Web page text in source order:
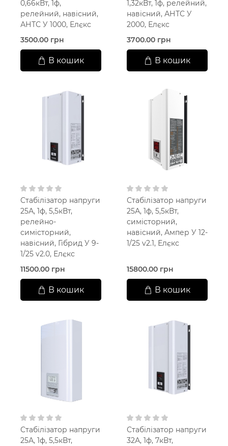
0,66кВт, 1ф,
релейний, навісний,
АНТС У 1000, Елєкс
3500.00 грн
В кошик
1,32кВт, 1ф, релейний,
навісний, АНТС У
2000, Елєкс
3700.00 грн
В кошик
Стабілізатор напруги
25А, 1ф, 5,5кВт,
релейно-
симісторний,
навісний, Гібрид У 9-
1/25 v2.0, Елєкс
11500.00 грн
В кошик
Стабілізатор напруги
25А, 1ф, 5,5кВт,
симісторний,
навісний, Ампер У 12-
1/25 v2.1, Елєкс
15800.00 грн
В кошик
Стабілізатор напруги
25А, 1ф, 5,5кВт,
Стабілізатор напруги
32А, 1ф, 7кВт,